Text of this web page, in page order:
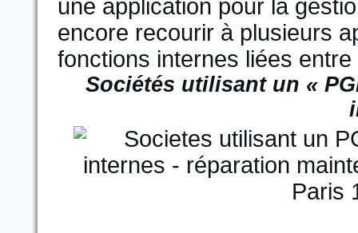
une application pour la
encore recourir à plusieurs
fonctions internes liées entre
Sociétés utilisant un «